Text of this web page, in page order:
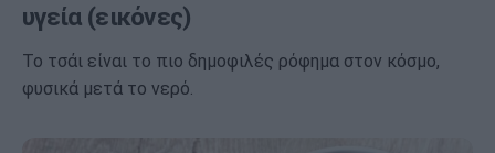
υγεία (εικόνες)
Το τσάι είναι το πιο δημοφιλές ρόφημα στον κόσμο,
φυσικά μετά το νερό.